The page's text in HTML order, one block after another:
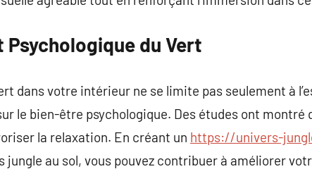
Psychologique du Vert
dans votre intérieur ne se limite pas seulement à
le bien-être psychologique. Des études ont
la relaxation. En créant un https://univers-
jungle au sol, vous pouvez contribuer à améliorer